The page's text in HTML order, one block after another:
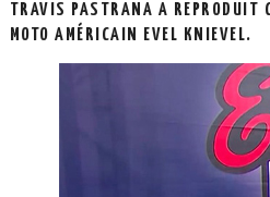
TRAVIS PASTRANA A REPRODUIT
MOTO AMÉRICAIN EVEL KNIEVEL.